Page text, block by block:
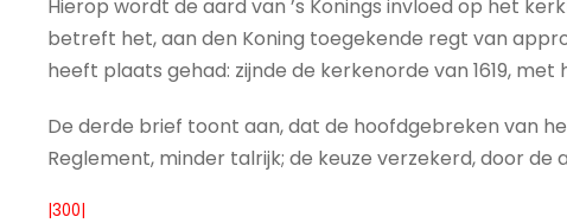
Hierop wordt de aard van ’s Konings invloed op het
betreft het, aan den Koning toegekende regt van
heeft plaats gehad: zijnde de kerkenorde van 1619,
De derde brief toont aan, dat de hoofdgebreken van
Reglement, minder talrijk; de keuze verzekerd, door
|300|